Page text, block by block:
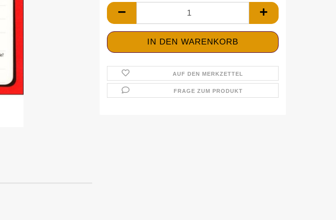
AUF DEN MERKZETTEL
FRAGE ZUM PRODUKT